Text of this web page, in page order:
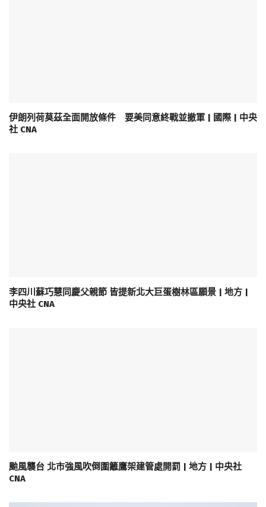
伊朗列荷莫茲全面開放條件 要美同意終戰並撤軍 | 國際 | 中央
社 CNA
李四川蘇巧慧同慶父親節 皆提新北大巨蛋樹林區願景 | 地方 |
中央社 CNA
颱風襲台 北市強風吹倒圍籬鷹架建管處開罰 | 地方 | 中央社
CNA